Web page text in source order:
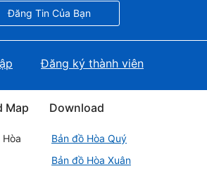
Đăng Tin Của Bạn
Đăng ký thành viên
Map Download
Bản đồ Hòa Quý
Bản đồ Hòa Xuân